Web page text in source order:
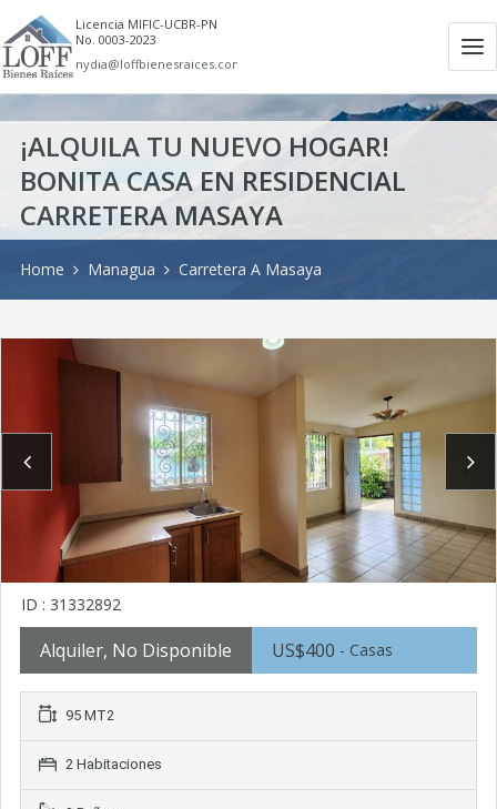
Licencia MIFIC-UCBR-PN
No. 0003-2023
nydia@loffbienesraices.com
¡ALQUILA TU NUEVO HOGAR!
BONITA CASA EN RESIDENCIAL
CARRETERA MASAYA
Home Managua Carretera A Masaya
ID : 31332892
Alquiler, No Disponible US$400 - Casas
95 MT2
2 Habitaciones